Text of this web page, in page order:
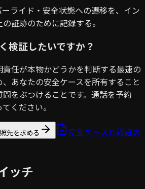
ライド・安全状態への遷移を、イン
証跡のために記録する。
検証したいですか？
任が本物かどうかを判断する最速の
あなたの安全ケースを所有すること
をぶつけることです。通話を予約
ください。
先を求める
安全ケースと認証の
ッチ